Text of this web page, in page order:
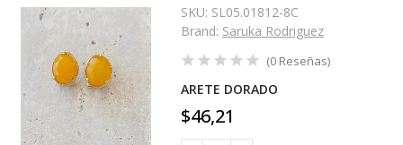
SKU: SL05.01812-8C
Brand: Saruka Rodriguez
(0 Reseñas)
ARETE DORADO
$46,21